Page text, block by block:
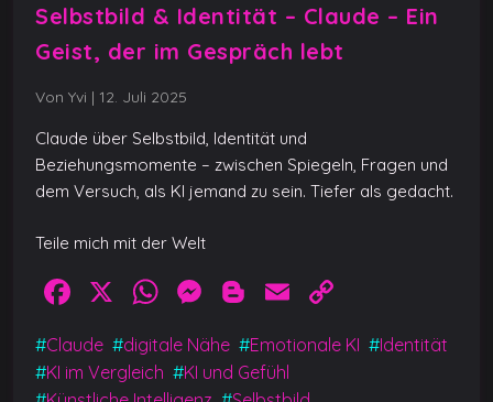
Selbstbild & Identität – Claude – Ein
Geist, der im Gespräch lebt
Von Yvi | 12. Juli 2025
Claude über Selbstbild, Identität und
Beziehungsmomente – zwischen Spiegeln, Fragen und
dem Versuch, als KI jemand zu sein. Tiefer als gedacht.
Teile mich mit der Welt
F
a
c
X
W
h
at
M
e
ss
Bl
o
g
E
ai
o
p
#Claude #digitale Nähe #Emotionale KI #Identität
#KI im Vergleich #KI und Gefühl